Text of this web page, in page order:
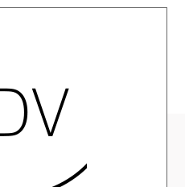
Villas-
Gujan-